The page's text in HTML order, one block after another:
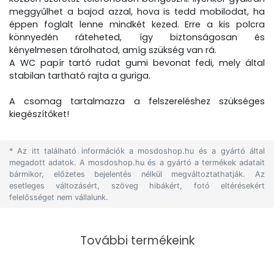
meggyűlhet a bajod azzal, hova is tedd mobilodat, ha
éppen foglalt lenne mindkét kezed. Erre a kis polcra
könnyedén ráteheted, így biztonságosan és
kényelmesen tárolhatod, amíg szükség van rá.
A WC papír tartó rudat gumi bevonat fedi, mely által
stabilan tartható rajta a guriga.
A csomag tartalmazza a felszereléshez szükséges
kiegészítőket!
* Az itt található információk a mosdoshop.hu és a gyártó által
megadott adatok. A mosdoshop.hu és a gyártó a termékek adatait
bármikor, előzetes bejelentés nélkül megváltoztathatják. Az
esetleges változásért, szöveg hibákért, fotó eltérésekért
felelősséget nem vállalunk.
További termékeink